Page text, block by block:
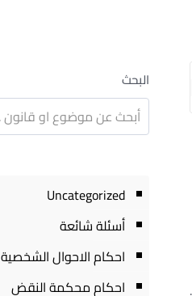
البحث
Uncategorized
أسئلة شائعة
احكام الاحوال الشخصية
احكام محكمة النقض